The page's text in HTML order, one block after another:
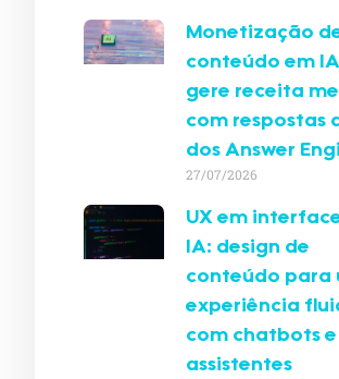
Monetização
conteúdo em
gere receita
com respostas
dos Answer
27/07/2026
UX em
IA: design de
conteúdo para
experiência
com chatbots e
assistentes